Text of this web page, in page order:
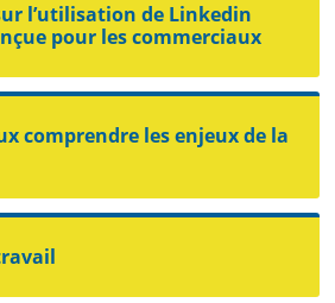
l’utilisation de Linkedin
pour les commerciaux
comprendre les enjeux de la